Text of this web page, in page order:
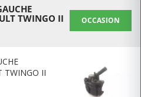
TWINGO II
OCCASION
TWINGO II